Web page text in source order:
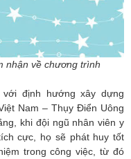
nhận về chương trình
định hướng xây dựng
Nam – Thụy Điển Uông
khi đội ngũ nhân viên y
cực, họ sẽ phát huy tốt
trong công việc, từ đó